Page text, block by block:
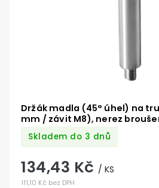
Držák madla (45° úhel) na
mm / závit M8), nerez
Skladem do 3 dnů
111,10 Kč bez DPH
134,43 Kč / KS